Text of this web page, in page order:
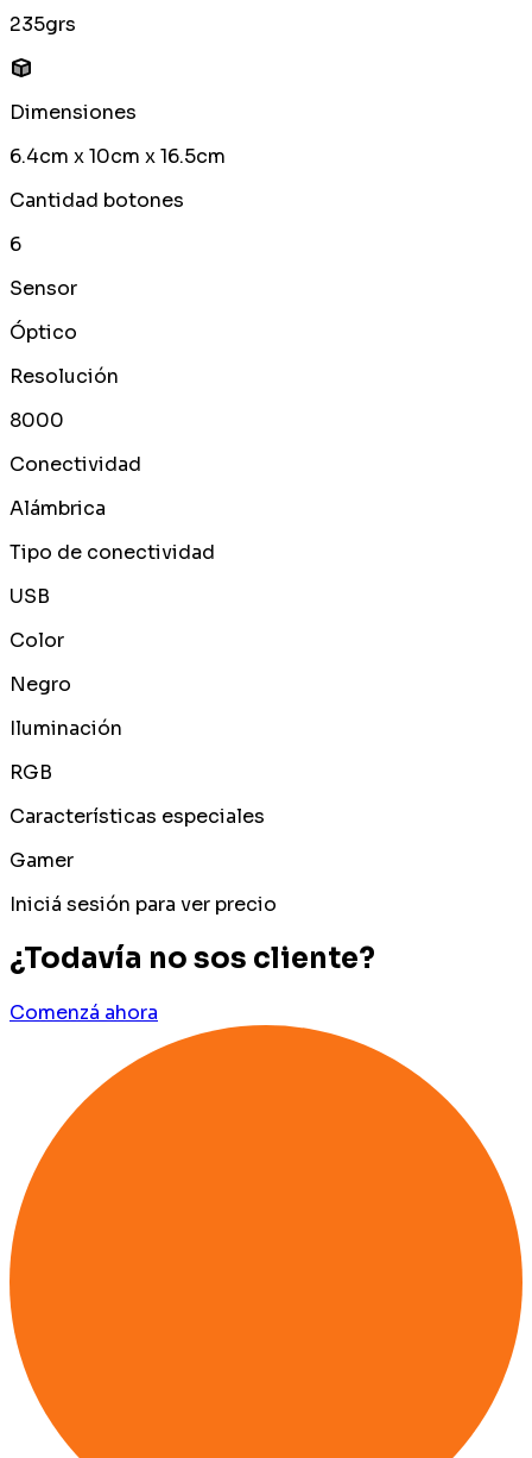
235grs
Dimensiones
6.4cm x 10cm x 16.5cm
Cantidad botones
6
Sensor
Óptico
Resolución
8000
Conectividad
Alámbrica
Tipo de conectividad
USB
Color
Negro
Iluminación
RGB
Características especiales
Gamer
Iniciá sesión para ver precio
¿Todavía no sos cliente?
Comenzá ahora